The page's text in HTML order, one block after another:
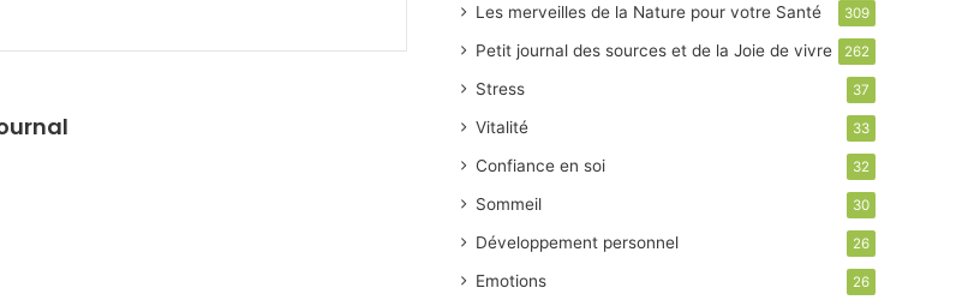
Les merveilles de la Nature pour votre Santé 309
Petit journal des sources et de la Joie de vivre 262
Stress 37
Vitalité 33
Confiance en soi 32
Sommeil 30
Développement personnel 26
Emotions 26